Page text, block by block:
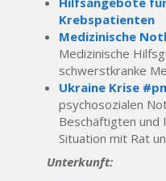
Krebspatienten
Medizinische
Medizinische
schwerstkranke
Ukraine Krise
psychosozialen
Beschäftigten und
Situation mit Rat
Unterkunft: